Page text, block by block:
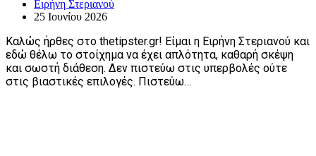
Ειρήνη Στεριανού
25 Ιουνίου 2026
Καλώς ήρθες στο thetipster.gr! Είμαι η Ειρήνη Στεριανού και
εδώ θέλω το στοίχημα να έχει απλότητα, καθαρή σκέψη
και σωστή διάθεση. Δεν πιστεύω στις υπερβολές ούτε
στις βιαστικές επιλογές. Πιστεύω…